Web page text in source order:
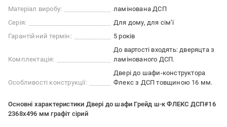
Матеріал виробу:
ламінована ДСП
Серія:
Для дому, для сім'ї
Гарантійний термін:
5 років
Комплектація:
До вартості входять: дверяцта з
ламінованого ДСП.
Особливості конструкції:
Двері до шафи-конструктора
Флекс з ДСП товщиною 16 мм.
Основні характеристики Двері до шафи Грейд ш-к ФЛЕКС ДСП#16
2368х496 мм графіт сірий